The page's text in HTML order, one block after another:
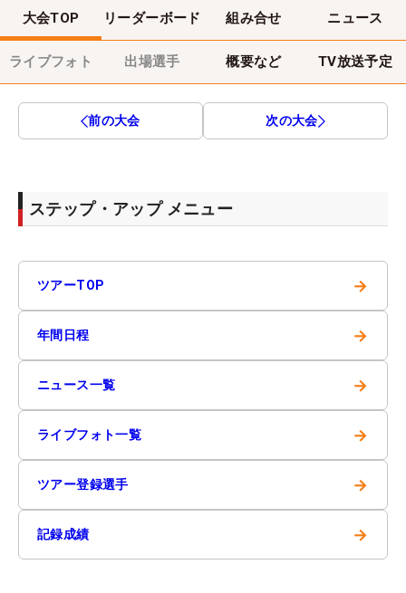
大会TOP リーダーボード 組み合せ ニュース
ライブフォト 出場選手 概要など TV放送予定
前の大会 次の大会
ステップ・アップ メニュー
ツアーTOP →
年間日程 →
ニュース一覧 →
ライブフォト一覧 →
ツアー登録選手 →
記録成績 →